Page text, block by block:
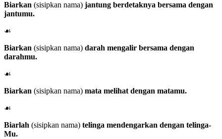
Biarkan (sisipkan nama) jantung berdetaknya bersama dengan
jantumu.
☙
Biarkan (sisipkan nama) darah mengalir bersama dengan
darahmu.
☙
Biarkan (sisipkan nama) mata melihat dengan matamu.
☙
Biarlah (sisipkan nama) telinga mendengarkan dengan telinga-
Mu.